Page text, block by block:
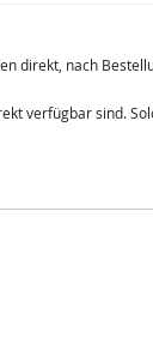
direkt, nach
verfügbar sind.